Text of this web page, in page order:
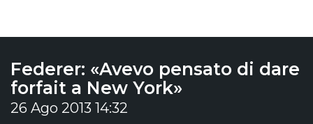
Federer: «Avevo pensato di dare
forfait a New York»
26 Ago 2013 14:32